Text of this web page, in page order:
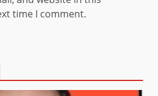
time I comment.